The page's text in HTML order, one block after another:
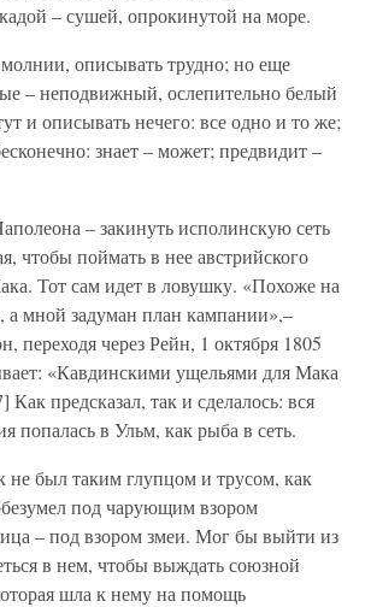
– сушей, опрокинутой на море.
описывать трудно; но еще
– неподвижный, ослепительно белый
и описывать нечего: все одно и то же;
знает – может; предвидит –
– закинуть исполинскую сеть
чтобы поймать в нее австрийского
Тот сам идет в ловушку. «Похоже на
а мной задуман план кампании»,–
переходя через Рейн, 1 октября 1805
«Кавдинскими ущельями для Мака
Как предсказал, так и сделалось: вся
попалась в Ульм, как рыба в сеть.
был таким глупцом и трусом, как
под чарующим взором
– под взором змеи. Мог бы выйти из
в нем, чтобы выждать союзной
шла к нему на помощь